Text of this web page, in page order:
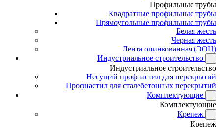
Профильные трубы
Квадратные профильные трубы
Прямоугольные профильные трубы
Белая жесть
Черная жесть
Лента оцинкованная (ЭОЦ)
Индустриальное строительство
Индустриальное строительство
Несущий профнастил для перекрытий
Профнастил для сталебетонных перекрытий
Комплектующие
Комплектующие
Крепеж
Крепеж